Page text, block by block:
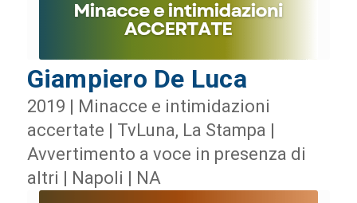
Giampiero De Luca
2019 | Minacce e intimidazioni
accertate | TvLuna, La Stampa |
Avvertimento a voce in presenza di
altri | Napoli | NA